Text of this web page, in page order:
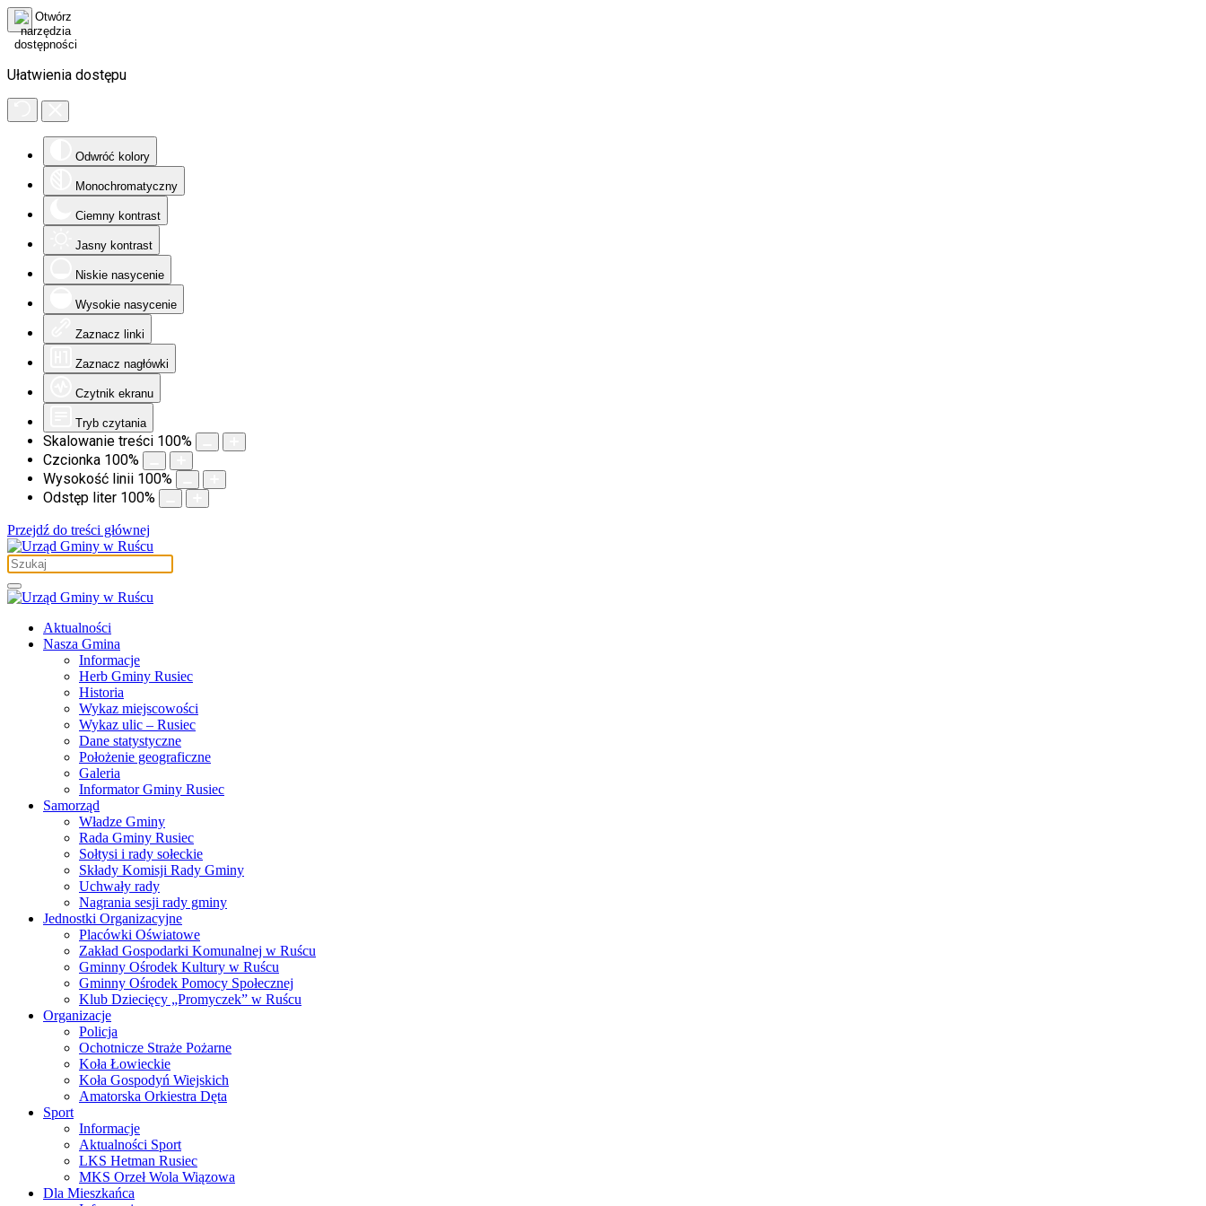
Ułatwienia dostępu
Odwróć kolory
Monochromatyczny
Ciemny kontrast
Jasny kontrast
Niskie nasycenie
Wysokie nasycenie
Zaznacz linki
Zaznacz nagłówki
Czytnik ekranu
Tryb czytania
Skalowanie treści 100%
Czcionka 100%
Wysokość linii 100%
Odstęp liter 100%
Przejdź do treści głównej
Aktualności
Nasza Gmina
Informacje
Herb Gminy Rusiec
Historia
Wykaz miejscowości
Wykaz ulic – Rusiec
Dane statystyczne
Położenie geograficzne
Galeria
Informator Gminy Rusiec
Samorząd
Władze Gminy
Rada Gminy Rusiec
Sołtysi i rady sołeckie
Składy Komisji Rady Gminy
Uchwały rady
Nagrania sesji rady gminy
Jednostki Organizacyjne
Placówki Oświatowe
Zakład Gospodarki Komunalnej w Ruścu
Gminny Ośrodek Kultury w Ruścu
Gminny Ośrodek Pomocy Społecznej
Klub Dziecięcy „Promyczek” w Ruścu
Organizacje
Policja
Ochotnicze Straże Pożarne
Koła Łowieckie
Koła Gospodyń Wiejskich
Amatorska Orkiestra Dęta
Sport
Informacje
Aktualności Sport
LKS Hetman Rusiec
MKS Orzeł Wola Wiązowa
Dla Mieszkańca